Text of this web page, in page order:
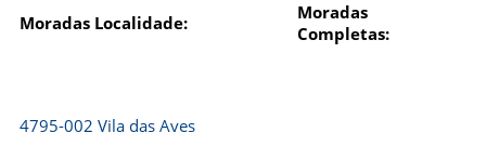
Moradas Localidade:
Moradas
Completas:
4795-002 Vila das Aves